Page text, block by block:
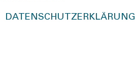
DATENSCHUTZERKLÄRUNG